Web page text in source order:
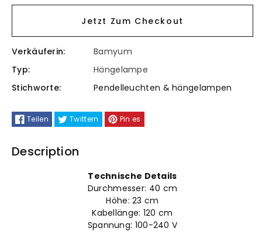
Menge
für
Bamyum
Modern
Hängeleuchte
Menge
für
Bamyum
Modern
Hängeleuchte
Jetzt Zum Checkout
Verkäuferin:
Bamyum
Typ:
Hängelampe
Stichworte:
Pendelleuchten & hängelampen
Teilen Twittern Pin es
Description
Technische Details
Durchmesser: 40 cm
Höhe: 23 cm
Kabellänge: 120 cm
Spannung: 100-240 V